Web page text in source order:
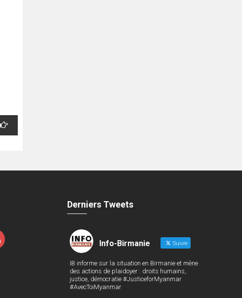
Derniers Tweets
Info-Birmanie Suivre
IB informe sur la situation en Birmanie et mène
des actions de plaidoyer : droits humains,
justice, démocratie #JusticeforMyanmar
#AvecToiMyanmar